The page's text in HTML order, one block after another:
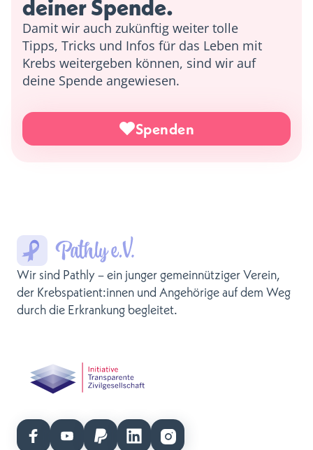
deiner Spende.
Damit wir auch zukünftig weiter tolle
Tipps, Tricks und Infos für das Leben mit
Krebs weitergeben können, sind wir auf
deine Spende angewiesen.
Spenden
Wir sind Pathly – ein junger gemeinnütziger Verein,
der Krebspatient:innen und Angehörige auf dem Weg
durch die Erkrankung begleitet.